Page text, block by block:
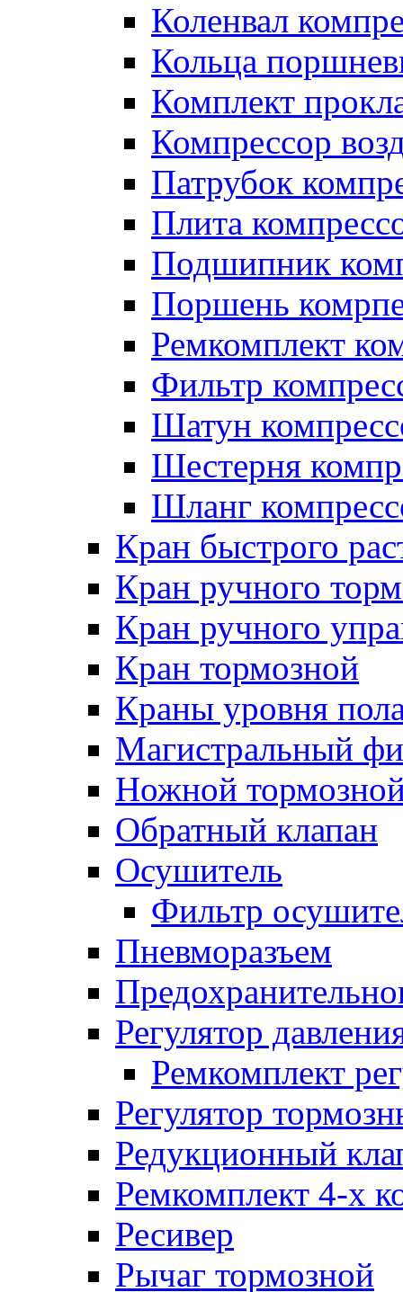
Коленвал
Кольца
Комплект
Компрессор
Патрубок
Плита
Подшипник
Поршень
Ремкомплект
Фильтр
Шатун
Шестерня
Шланг
Кран быстрого
Кран ручного
Кран ручного
Кран тормозной
Краны уровня
Магистральный
Ножной
Обратный клапан
Осушитель
Фильтр
Пневморазъем
Регулятор
Ремкомплект
Регулятор
Редукционный
Ремкомплект 4-х
Ресивер
Рычаг тормозной